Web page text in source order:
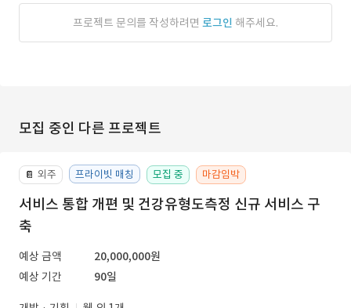
프로젝트 문의를 작성하려면 로그인 해주세요.
모집 중인 다른 프로젝트
📔 외주 프라이빗 매칭 모집 중 마감임박
서비스 통합 개편 및 건강유형도측정 신규 서비스 구
축
예상 금액
20,000,000원
예상 기간
90일